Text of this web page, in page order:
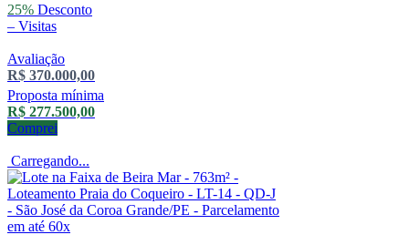
25% Desconto
– Visitas
Avaliação
R$ 370.000,00
Proposta mínima
R$ 277.500,00
Comprei
Carregando...